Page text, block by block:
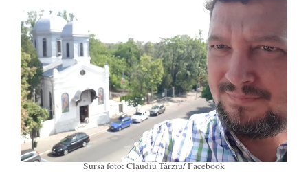
Sursa foto: Claudiu Târziu/ Facebook